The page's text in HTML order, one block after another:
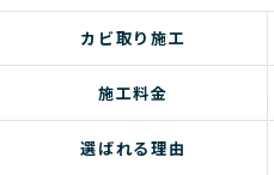
カビ取り施工
施工料金
選ばれる理由